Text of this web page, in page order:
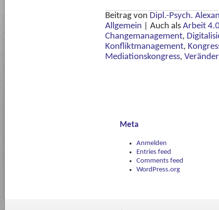
Beitrag von Dipl.-Psych.
Allgemein
Auch als Arbeit
Changemanagement,
Konfliktmanagement,
Mediationskongress,
Meta
Anmelden
Entries feed
Comments feed
WordPress.org